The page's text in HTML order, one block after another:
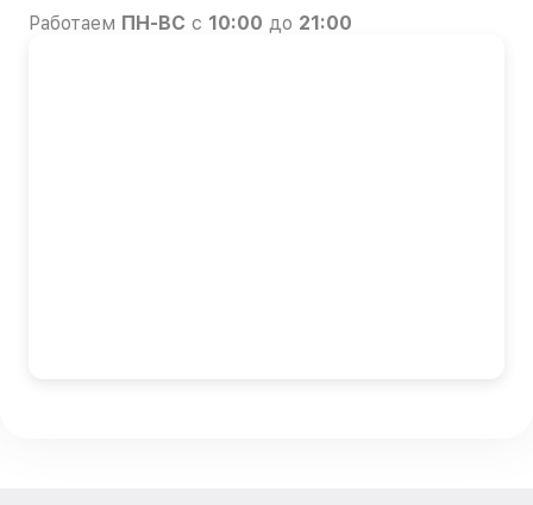
Работаем ПН-ВС с 10:00 до 21:00